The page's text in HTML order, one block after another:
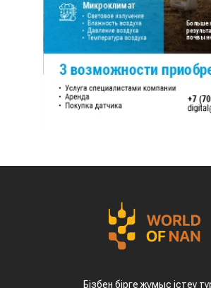
Бізбен бірге жұмыс істеу